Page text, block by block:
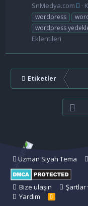
SnMedya.com
wordpress
wordpress
Eklentileri
Etiketler
Uzman Siyah Tema
Bize ulaşın
Yardım
R